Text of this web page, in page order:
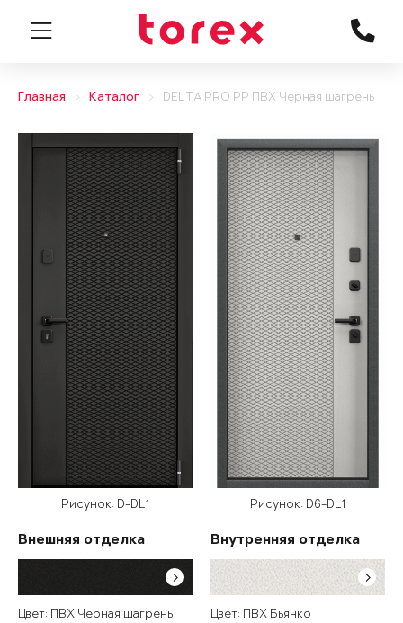
Главная Каталог DELTA PRO PP ПВХ Черная шагрень
Рисунок: D-DL1
Внешняя отделка
Цвет: ПВХ Черная шагрень
Рисунок: D6-DL1
Внутренняя отделка
Цвет: ПВХ Бьянко